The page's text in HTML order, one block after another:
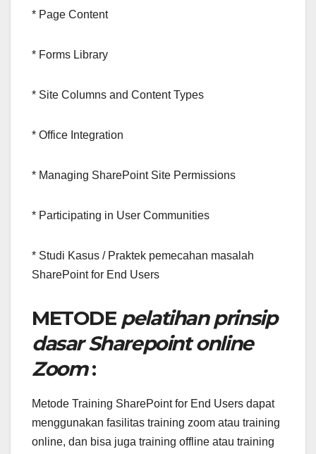
* Page Content
* Forms Library
* Site Columns and Content Types
* Office Integration
* Managing SharePoint Site Permissions
* Participating in User Communities
* Studi Kasus / Praktek pemecahan masalah
SharePoint for End Users
METODE pelatihan prinsip
dasar Sharepoint online
Zoom:
Metode Training SharePoint for End Users dapat
menggunakan fasilitas training zoom atau training
online, dan bisa juga training offline atau training